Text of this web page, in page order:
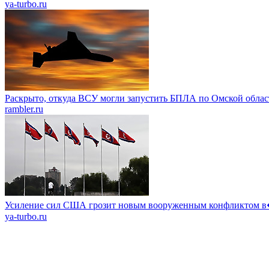
ya-turbo.ru
Раскрыто, откуда ВСУ могли запустить БПЛА по Омской
rambler.ru
Усиление сил США грозит новым вооруженным
ya-turbo.ru